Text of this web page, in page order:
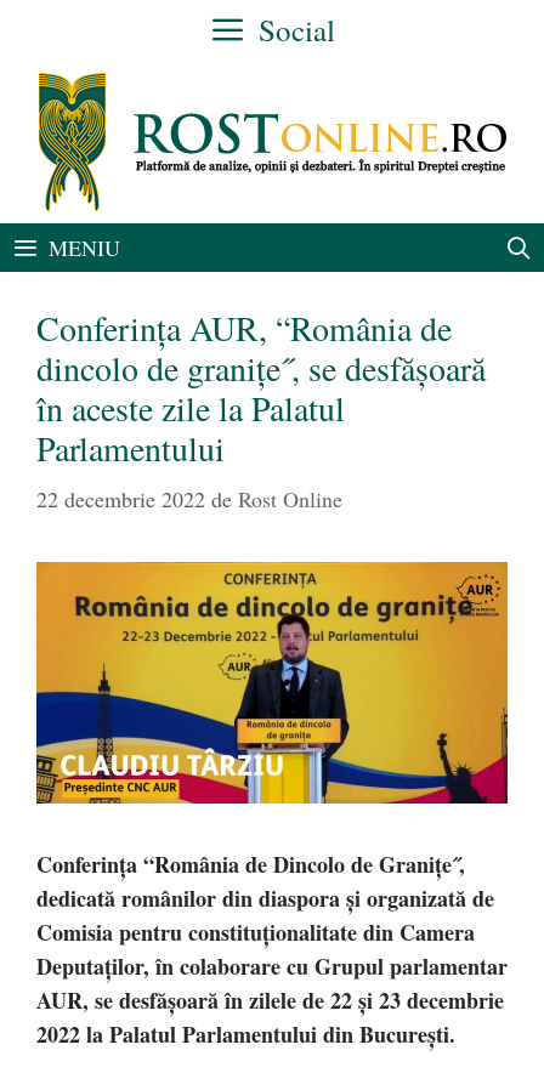
conținut
Social
MENIU
Conferința AUR, “România de
dincolo de granițe˝, se desfășoară
în aceste zile la Palatul
Parlamentului
22 decembrie 2022 de Rost Online
Conferința “România de Dincolo de Granițe˝,
dedicată românilor din diaspora și organizată de
Comisia pentru constituționalitate din Camera
Deputaților, în colaborare cu Grupul parlamentar
AUR, se desfășoară în zilele de 22 și 23 decembrie
2022 la Palatul Parlamentului din București.